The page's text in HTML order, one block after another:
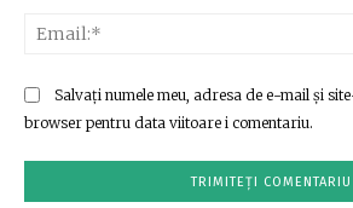
Salvați numele meu, adresa de e-mail și
browser pentru data viitoare i comentariu.